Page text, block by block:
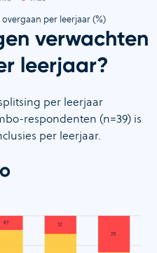
per leerjaar (%)
verwachten
leerjaar?
per leerjaar
respondenten (n=39) is
per leerjaar.